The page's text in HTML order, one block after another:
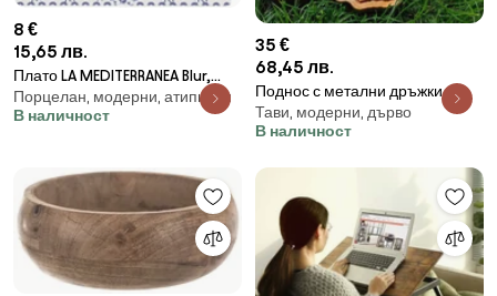
8 €
15,65 лв.
Плато LA MEDITERRANEA Blur,
20x13 cm, Порцелан - 30x8 cm
Порцелан, модерни, атипични
В наличност
35 €
68,45 лв.
Поднос с метални дръжки /
модел C030013/
Тави, модерни, дърво
В наличност